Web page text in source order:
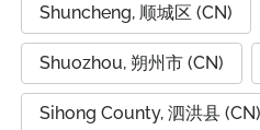
Shuncheng, 顺城区 (CN)
Shuozhou, 朔州市 (CN)
Sihong County, 泗洪县 (CN)